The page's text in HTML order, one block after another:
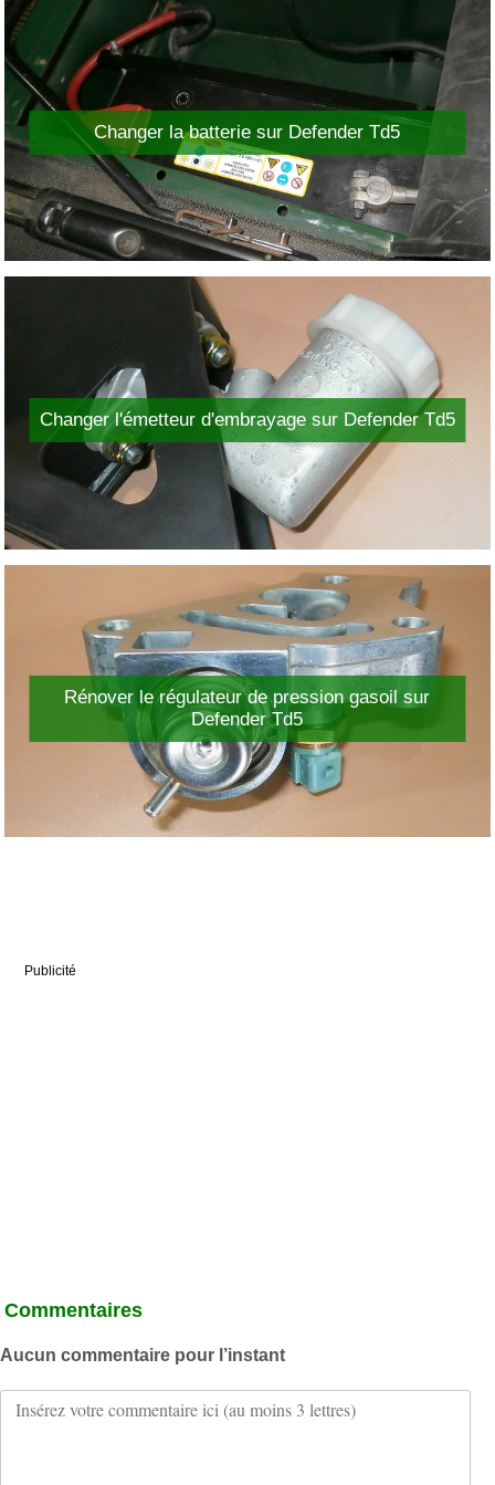
Changer la batterie sur Defender Td5
Changer l'émetteur d'embrayage sur Defender Td5
Rénover le régulateur de pression gasoil sur
Defender Td5
Publicité
Commentaires
Aucun commentaire pour l’instant